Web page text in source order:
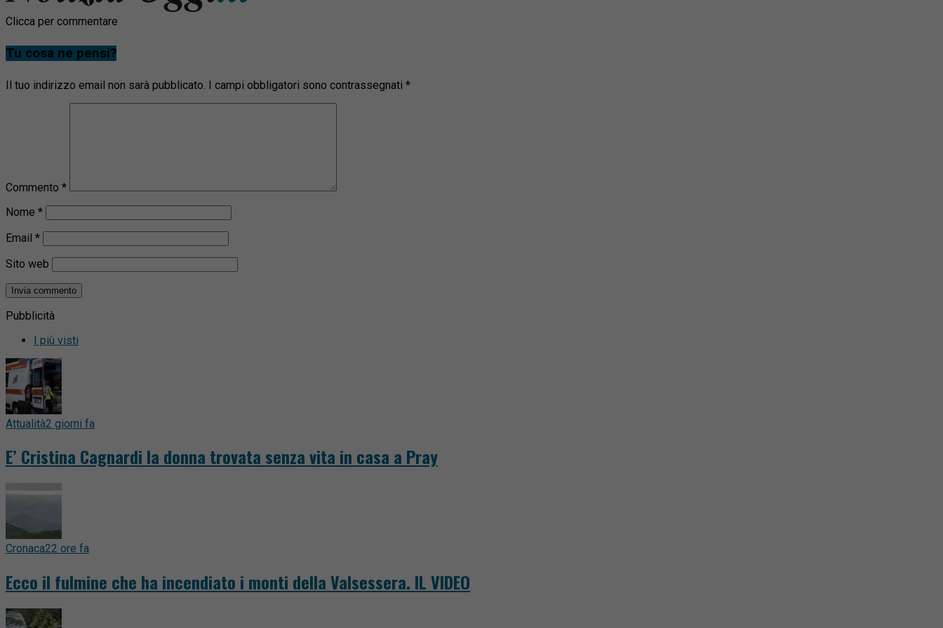
Clicca per commentare
Tu cosa ne pensi?
Il tuo indirizzo email non sarà pubblicato. I campi obbligatori sono contrassegnati *
Commento *
Nome *
Email *
Sito web
Pubblicità
I più visti
Attualità2 giorni fa
E’ Cristina Cagnardi la donna trovata senza vita in casa a Pray
Cronaca22 ore fa
Ecco il fulmine che ha incendiato i monti della Valsessera. IL VIDEO